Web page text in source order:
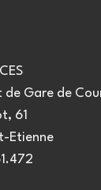
de Gare de
61
Etienne